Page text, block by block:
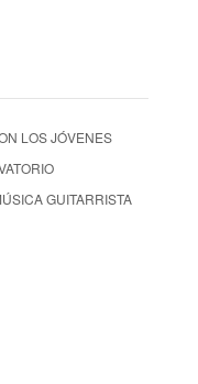
LOS JÓVENES
GUITARRISTA